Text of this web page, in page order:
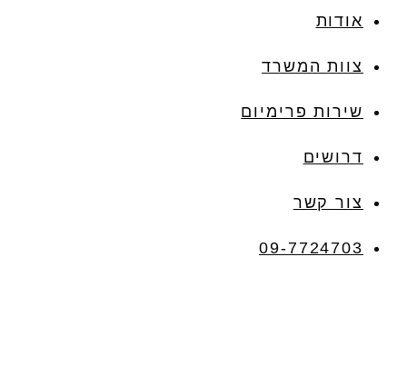
אודות
צוות המשרד
שירות פרימיום
דרושים
צור קשר
09-7724703